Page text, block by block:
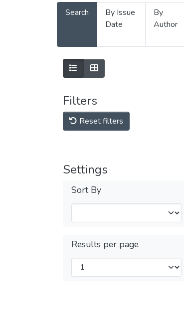
Search
By Issue
Date
By
Author
Filters
Reset filters
Settings
Sort By
Results per page